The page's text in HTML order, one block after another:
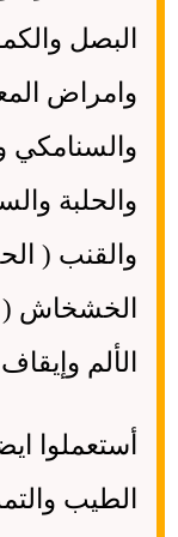
البصل
وامراض
والسنامكي
والحلبة
والقنب (
الخشخاش (
الألم
أستعملوا
الطيب